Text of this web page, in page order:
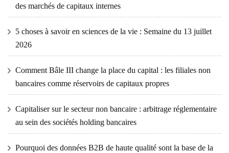
des marchés de capitaux internes
5 choses à savoir en sciences de la vie : Semaine du 13 juillet
2026
Comment Bâle III change la place du capital : les filiales non
bancaires comme réservoirs de capitaux propres
Capitaliser sur le secteur non bancaire : arbitrage réglementaire
au sein des sociétés holding bancaires
Pourquoi des données B2B de haute qualité sont la base de la